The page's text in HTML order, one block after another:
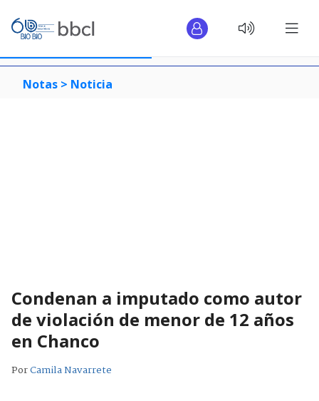
Notas > Noticia
Condenan a imputado como autor
de violación de menor de 12 años
en Chanco
PorCamila Navarrete